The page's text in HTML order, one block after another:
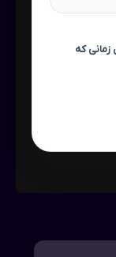
زمانی که